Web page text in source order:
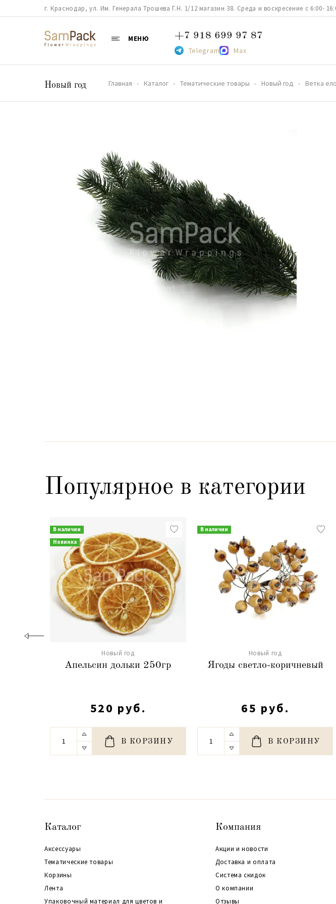
г. Краснодар, ул. Им. Генерала Трошева Г.Н. 1/12 магазин 38. Среда и воскресение с 6:00-
МЕНЮ +7 918 699 97 87
Telegram Max
Новый год Главная Каталог Тематические товары Новый год Ветка
Популярное в категории
В наличии
Новинка
Новый год
Апельсин дольки 250гр
520 руб.
В КОРЗИНУ
В наличии
Новый год
Ягоды светло-коричневый
65 руб.
В КОРЗИНУ
Каталог
Аксессуары
Тематические товары
Корзины
Лента
Упаковочный материал для цветов и
Компания
Акции и новости
Доставка и оплата
Система скидок
О компании
Отзывы